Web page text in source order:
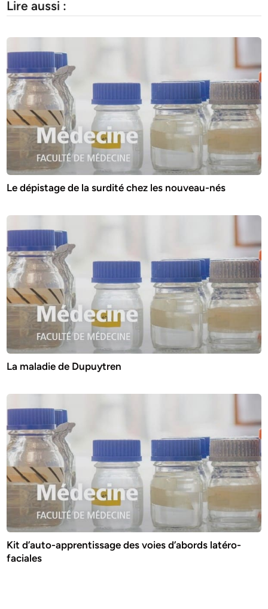
Lire aussi :
Le dépistage de la surdité chez les nouveau-nés
La maladie de Dupuytren
Kit d’auto-apprentissage des voies d’abords latéro-
faciales